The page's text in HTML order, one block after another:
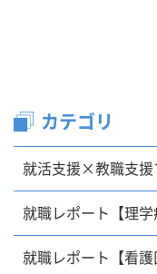
カテゴリ
就活支援×教職支援
就職レポート【理学
就職レポート【看護